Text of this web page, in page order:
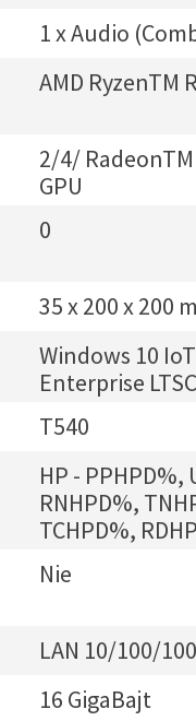
1 x Audio
AMD RyzenTM
2/4/ RadeonTM
GPU
0
35 x 200 x 200
Windows 10 IoT
Enterprise
T540
HP - PPHPD%,
RNHPD%,
TCHPD%,
Nie
LAN 10/100/
16 GigaBajt